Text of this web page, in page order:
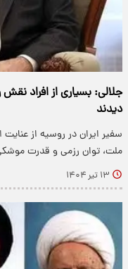
جلالی: بسیاری از افراد
دیدند
سفیر ایران در روسیه از
ملت، توان رزمی و قدرت
۱۳ تیر ۱۴۰۴